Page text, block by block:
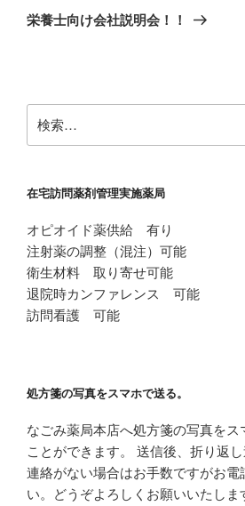
ー
の
栄養士向け会社説明会！！
索:
在宅訪問薬剤管理実施薬局
オピオイド薬供給 有り
注射薬の調整（混注）可能
衛生材料 取り寄せ可能
退院時カンファレンス 可能
訪問看護 可能
処方箋の写真をスマホで送る。
なごみ薬局本店へ処方箋の写真をス
ことができます。 送信後、折り返し
連絡がない場合はお手数ですがお電
い。どうぞよろしくお願いいたしま